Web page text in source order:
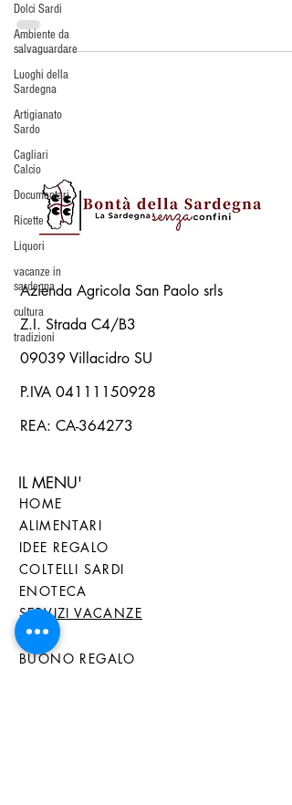
Dolci Sardi
Ambiente da
salvaguardare
Luoghi della
Sardegna
Artigianato
Sardo
Cagliari
Calcio
Documentari
Ricette
Liquori
vacanze in
sardegna
cultura
tradizioni
Azienda Agricola San Paolo srls
Z.I. Strada C4/B3
09039 Villacidro SU
P.IVA 04111150928
REA: CA-364273
IL MENU'
HOME
ALIMENTARI
IDEE REGALO
COLTELLI SARDI
ENOTECA
SERVIZI VACANZE
BLOG
BUONO REGALO